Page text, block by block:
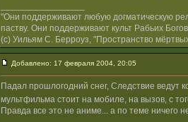
"Они поддерживают любую догматическую
паству. Они поддерживают культ Рабьих
(с) Уильям С. Берроуз, "Пространство
Добавлено: 17 февраля 2004, 20:05
Падал прошлогодний снег, Следствие ведут
мультфильма стоит на мобиле, на вызов, с
Правда все это не аниме... а по теме ничего